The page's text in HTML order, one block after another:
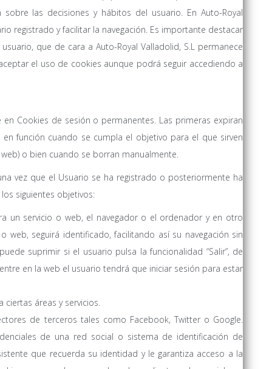
las decisiones y hábitos del usuario. En Auto-Royal
registrado y facilitar la navegación. Es importante destacar
que de cara a Auto-Royal Valladolid, S.L permanece
el uso de cookies aunque podrá seguir accediendo a
Cookies de sesión o permanentes. Las primeras expiran
función cuando se cumpla el objetivo para el que sirven
o bien cuando se borran manualmente.
vez que el Usuario se ha registrado o posteriormente ha
siguientes objetivos:
un servicio o web, el navegador o el ordenador y en otro
seguirá identificado, facilitando así su navegación sin
suprimir si el usuario pulsa la funcionalidad “Salir”, de
en la web el usuario tendrá que iniciar sesión para estar
áreas y servicios.
de terceros tales como Facebook, Twitter o Google.
de una red social o sistema de identificación de
que recuerda su identidad y le garantiza acceso a la